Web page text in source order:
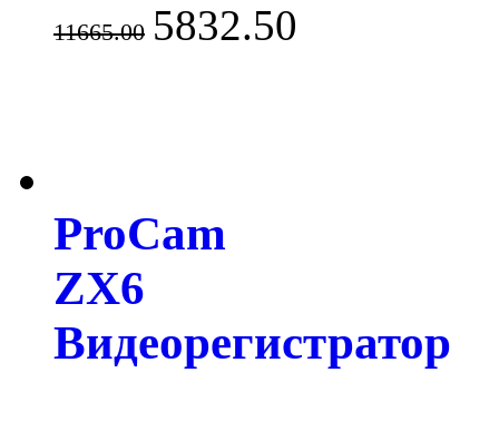
11665.00 5832.50
ProCam
ZX6
Видеорегистратор